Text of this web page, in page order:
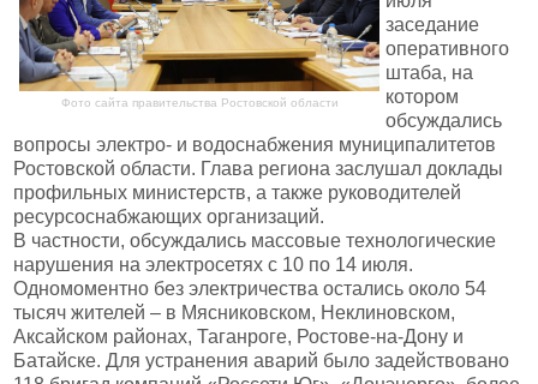
Фото сайта правительства Ростовской области
заседание
оперативного
штаба, на
котором
обсуждались
вопросы электро- и водоснабжения муниципалитетов
Ростовской области. Глава региона заслушал доклады
профильных министерств, а также руководителей
ресурсоснабжающих организаций.
В частности, обсуждались массовые технологические
нарушения на электросетях с 10 по 14 июля.
Одномоментно без электричества остались около 54
тысяч жителей – в Мясниковском, Неклиновском,
Аксайском районах, Таганроге, Ростове-на-Дону и
Батайске. Для устранения аварий было задействовано